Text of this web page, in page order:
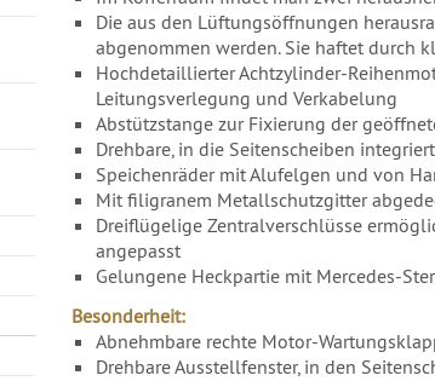
Die aus den Lüftungsöffnungen
abgenommen werden. Sie haftet durch
Hochdetaillierter Achtzylinder-
Leitungsverlegung und Verkabelung
Abstützstange zur Fixierung der
Drehbare, in die Seitenscheiben
Speichenräder mit Alufelgen und von
Mit filigranem Metallschutzgitter
Dreiflügelige Zentralverschlüsse
angepasst
Gelungene Heckpartie mit Mercedes-
Besonderheit:
Abnehmbare rechte Motor-
Drehbare Ausstellfenster, in den